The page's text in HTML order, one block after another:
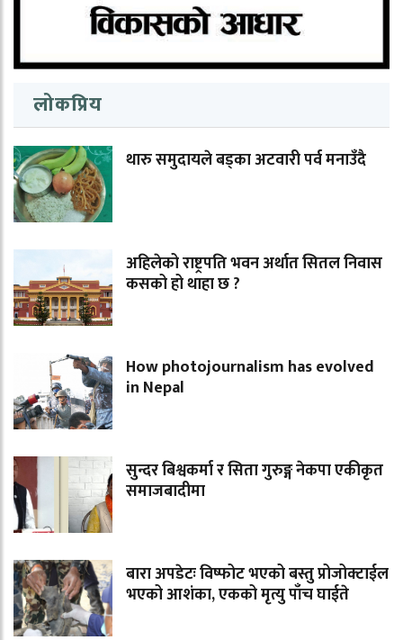
लोकप्रिय
थारु समुदायले बड्का अटवारी पर्व मनाउँदै
अहिलेको राष्ट्रपति भवन अर्थात सितल निवास
कसको हो थाहा छ ?
How photojournalism has evolved
in Nepal
सुन्दर बिश्वकर्मा र सिता गुरुङ्ग नेकपा एकीकृत
समाजबादीमा
बारा अपडेटः विष्फोट भएको बस्तु प्रोजोक्टाईल
भएको आशंका, एकको मृत्यु पाँच घाईते